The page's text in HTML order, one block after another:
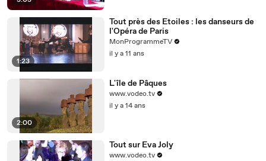
1:23
Tout près des Etoiles : les danseurs de
l'Opéra de Paris
MonProgrammeTV
il y a 11 ans
2:00
L'île de Pâques
www.vodeo.tv
il y a 14 ans
Tout sur Eva Joly
www.vodeo.tv